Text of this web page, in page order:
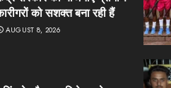
को सशक्त बना रही हैं
AUGUST 8, 2026